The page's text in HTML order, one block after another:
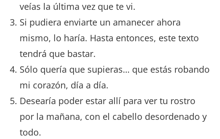
veías la última vez que te vi.
Si pudiera enviarte un amanecer ahora
mismo, lo haría. Hasta entonces, este texto
tendrá que bastar.
Sólo quería que supieras… que estás robando
mi corazón, día a día.
Desearía poder estar allí para ver tu rostro
por la mañana, con el cabello desordenado y
todo.